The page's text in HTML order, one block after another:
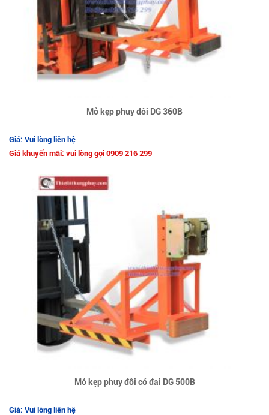
Mỏ kẹp phuy đôi DG 360B
Giá: Vui lòng liên hệ
Giá khuyến mãi: vui lòng gọi 0909 216 299
Mỏ kẹp phuy đôi có đai DG 500B
Giá: Vui lòng liên hệ